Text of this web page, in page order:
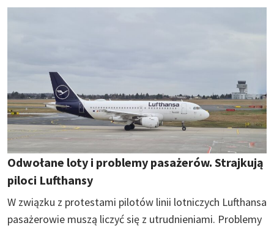
Odwołane loty i problemy pasażerów. Strajkują
piloci Lufthansy
W związku z protestami pilotów linii lotniczych Lufthansa
pasażerowie muszą liczyć się z utrudnieniami. Problemy